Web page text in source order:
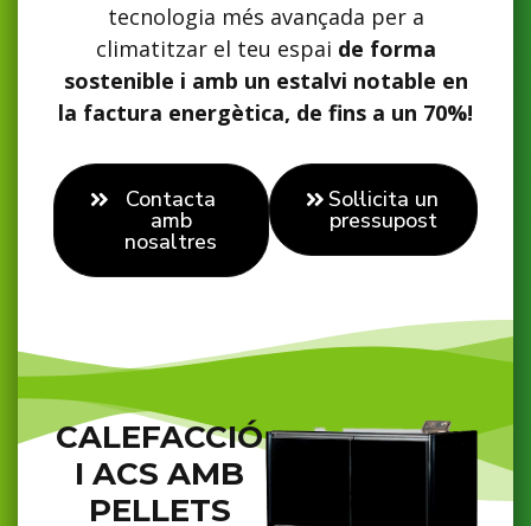
tecnologia més avançada per a
climatitzar el teu espai de forma
sostenible i amb un estalvi notable en
la factura energètica, de fins a un 70%!
Contacta
amb
nosaltres
Sol·licita un
pressupost
CALEFACCIÓ
I ACS AMB
PELLETS